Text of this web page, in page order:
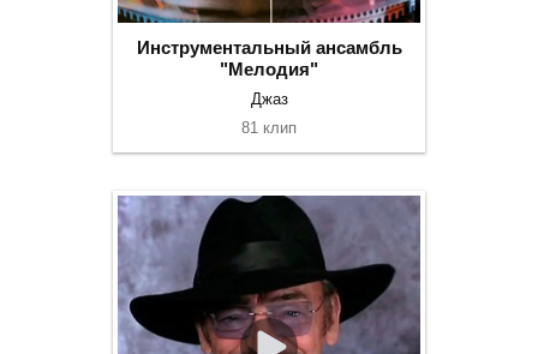
Инструментальный ансамбль
"Мелодия"
Джаз
81 клип